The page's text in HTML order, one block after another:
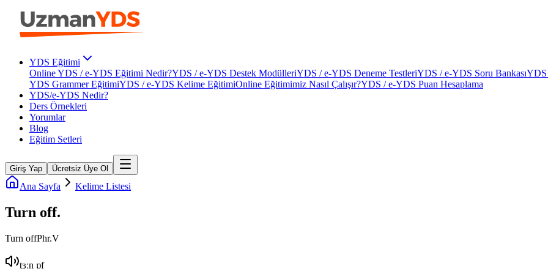
YDS Eğitimi
Online YDS / e-YDS Eğitimi Nedir?YDS / e-YDS Destek ModülleriYDS / e-YDS Deneme TestleriYDS / e-YDS Soru BankasıYDS
YDS Grammer EğitimiYDS / e-YDS Kelime EğitimiOnline Eğitimimiz Nasıl Çalışır?YDS / e-YDS Puan Hesaplama
YDS/e-YDS Nedir?
Ders Örnekleri
Yorumlar
Blog
Eğitim Setleri
Giriş Yap Ücretsiz Üye Ol
Ana Sayfa Kelime Listesi
Turn off.
Turn offPhr.V
tɜːn ɒf